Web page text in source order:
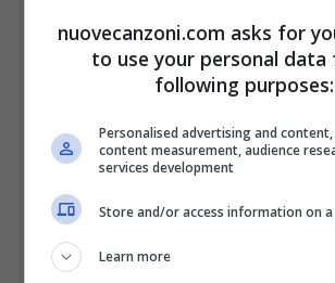
nuovecanzoni.com asks for
to use your personal
following purposes:
Personalised advertising and
content measurement, audience
services development
Store and/or access information on a
Learn more